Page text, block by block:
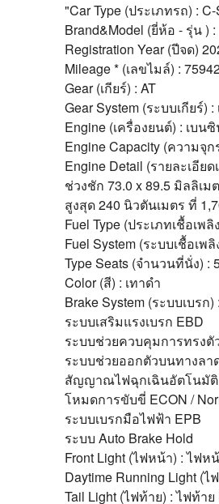
"Car Type (ประเภทรถ) :
Brand&Model (ยี่ห้อ - รุ่น )
Registration Year (ปีจด)
Mileage * (เลขไมล์) :
Gear (เกียร์) : AT
Gear System (ระบบเกียร์)
Engine (เครื่องยนต์) : เบน
Engine Capacity (ความจุ
Engine Detail (รายละเอีย
ช่วงชัก 73.0 x 89.5 มิลลิเ
สูงสุด 240 นิวตันเมตร ที่
Fuel Type (ประเภทเชื้อเพ
Fuel System (ระบบเชื้อเพ
Type Seats (จำนวนที่นั่ง) :
Color (สี) : เทาดำ
Brake System (ระบบเบร
ระบบเสริมแรงเบรก EBD
ระบบช่วยควบคุมการทรงตั
ระบบช่วยออกตัวบนทางลา
สัญญาณไฟฉุกเฉินอัตโนมั
โหมดการขับขี่ ECON /
ระบบเบรกมือไฟฟ้า EPB
ระบบ Auto Brake Hold
Front Light (ไฟหน้า) : ไฟห
Daytime Running Light (
Tail Light (ไฟท้าย) : ไฟท้า